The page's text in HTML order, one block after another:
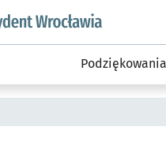
podserwis:
Podziękowania